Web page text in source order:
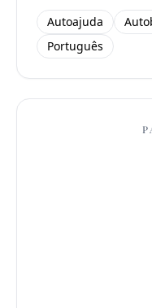
Autoajuda
Português